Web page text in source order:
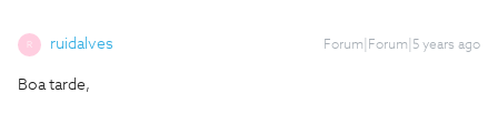
R ruidalves Forum|Forum|5 years ago
Boa tarde,